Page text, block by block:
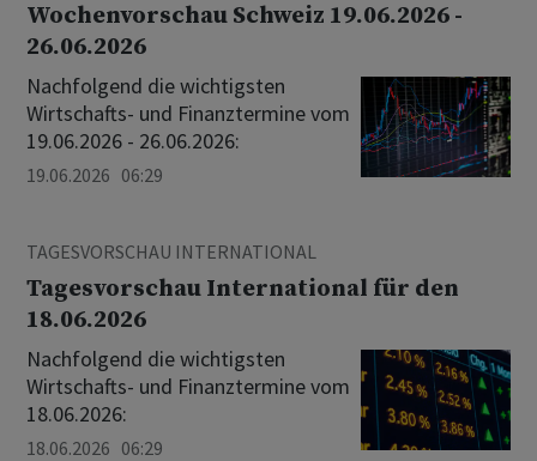
Wochenvorschau Schweiz 19.06.2026 -
26.06.2026
Nachfolgend die wichtigsten
Wirtschafts- und Finanztermine vom
19.06.2026 - 26.06.2026:
19.06.2026 06:29
TAGESVORSCHAU INTERNATIONAL
Tagesvorschau International für den
18.06.2026
Nachfolgend die wichtigsten
Wirtschafts- und Finanztermine vom
18.06.2026:
18.06.2026 06:29